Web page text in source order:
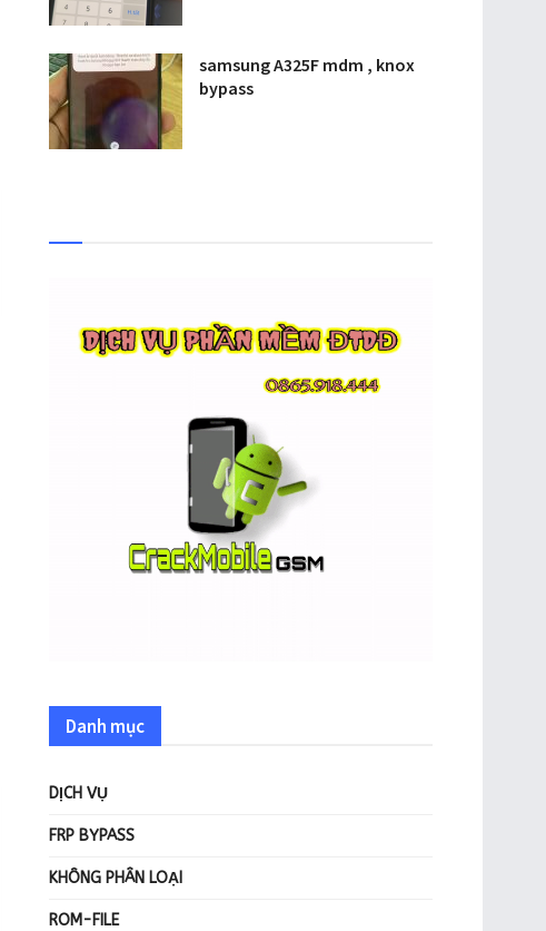
samsung A325F mdm , knox
bypass
Danh mục
DỊCH VỤ
FRP BYPASS
KHÔNG PHÂN LOẠI
ROM-FILE